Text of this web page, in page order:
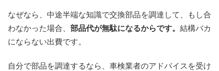
なぜなら、中途半端な知識で交換部品を調達して、もし合
わなかった場合、 部品代が無駄になるからです。 結構バカ
にならない出費です。
自分で部品を調達するなら、車検業者のアドバイスを受け